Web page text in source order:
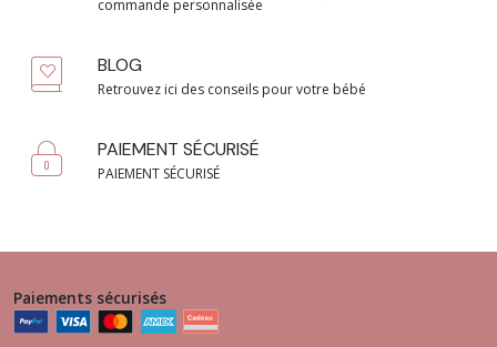
commande personnalisée
BLOG
Retrouvez ici des conseils pour votre bébé
PAIEMENT SÉCURISÉ
PAIEMENT SÉCURISÉ
Paiements sécurisés